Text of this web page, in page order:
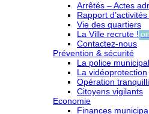
Arrêtés – Actes
Rapport
Vie des quartiers
La Ville recrute !
Contactez-nous
Prévention & sécurité
La police
La vidéoprotection
Opération
Citoyens vigilants
Economie
Finances